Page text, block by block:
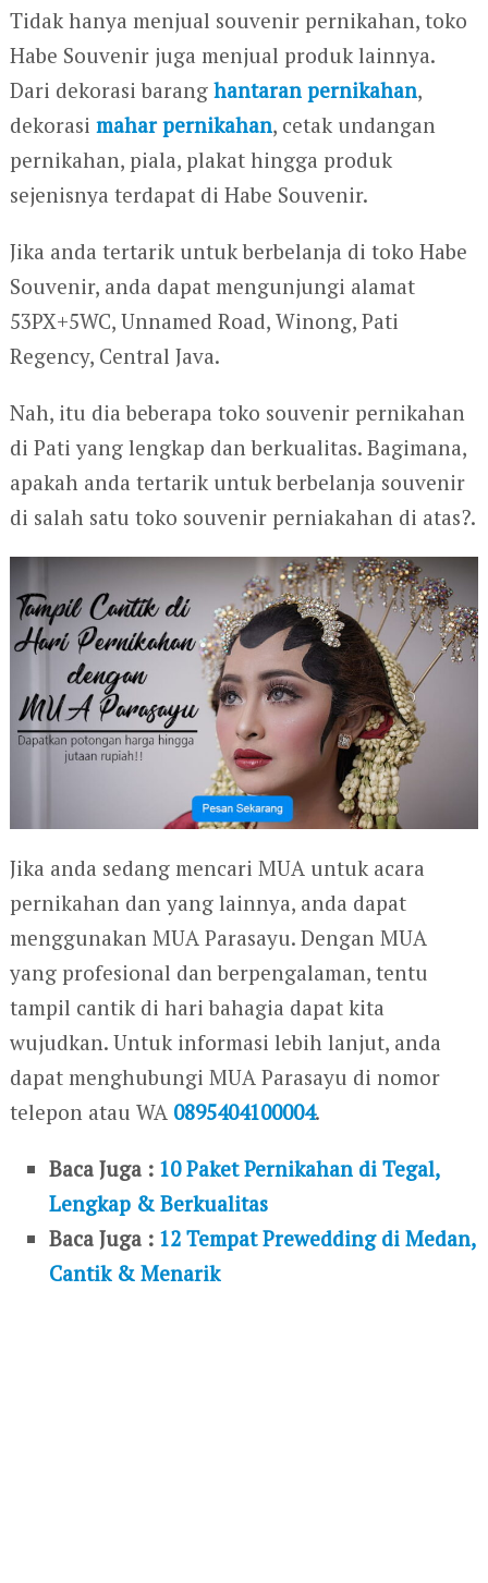
Tidak hanya menjual souvenir pernikahan, toko
Habe Souvenir juga menjual produk lainnya.
Dari dekorasi barang hantaran pernikahan,
dekorasi mahar pernikahan, cetak undangan
pernikahan, piala, plakat hingga produk
sejenisnya terdapat di Habe Souvenir.
Jika anda tertarik untuk berbelanja di toko Habe
Souvenir, anda dapat mengunjungi alamat
53PX+5WC, Unnamed Road, Winong, Pati
Regency, Central Java.
Nah, itu dia beberapa toko souvenir pernikahan
di Pati yang lengkap dan berkualitas. Bagimana,
apakah anda tertarik untuk berbelanja souvenir
di salah satu toko souvenir perniakahan di atas?.
Jika anda sedang mencari MUA untuk acara
pernikahan dan yang lainnya, anda dapat
menggunakan MUA Parasayu. Dengan MUA
yang profesional dan berpengalaman, tentu
tampil cantik di hari bahagia dapat kita
wujudkan. Untuk informasi lebih lanjut, anda
dapat menghubungi MUA Parasayu di nomor
telepon atau WA 0895404100004.
Baca Juga : 10 Paket Pernikahan di Tegal,
Lengkap & Berkualitas
Baca Juga : 12 Tempat Prewedding di Medan,
Cantik & Menarik